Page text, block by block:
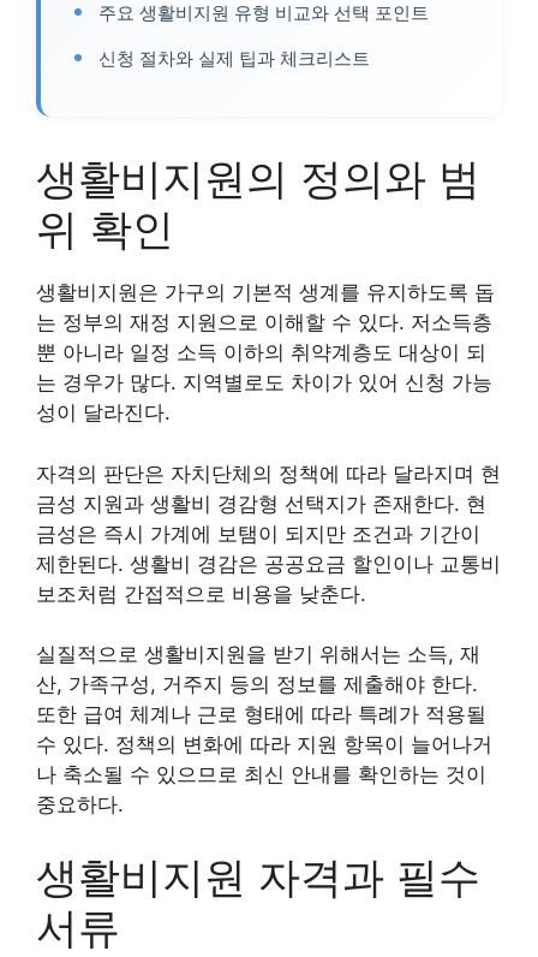
주요 생활비지원 유형 비교와 선택 포인트
신청 절차와 실제 팁과 체크리스트
생활비지원의 정의와 범
위 확인
생활비지원은 가구의 기본적 생계를 유지하도록 돕
는 정부의 재정 지원으로 이해할 수 있다. 저소득층
뿐 아니라 일정 소득 이하의 취약계층도 대상이 되
는 경우가 많다. 지역별로도 차이가 있어 신청 가능
성이 달라진다.
자격의 판단은 자치단체의 정책에 따라 달라지며 현
금성 지원과 생활비 경감형 선택지가 존재한다. 현
금성은 즉시 가계에 보탬이 되지만 조건과 기간이
제한된다. 생활비 경감은 공공요금 할인이나 교통비
보조처럼 간접적으로 비용을 낮춘다.
실질적으로 생활비지원을 받기 위해서는 소득, 재
산, 가족구성, 거주지 등의 정보를 제출해야 한다.
또한 급여 체계나 근로 형태에 따라 특례가 적용될
수 있다. 정책의 변화에 따라 지원 항목이 늘어나거
나 축소될 수 있으므로 최신 안내를 확인하는 것이
중요하다.
생활비지원 자격과 필수
서류